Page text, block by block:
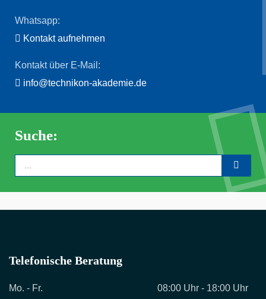
Whatsapp:
Kontakt aufnehmen
Kontakt über E-Mail:
info@technikon-akademie.de
Suche:
Telefonische Beratung
Mo. - Fr. 08:00 Uhr - 18:00 Uhr